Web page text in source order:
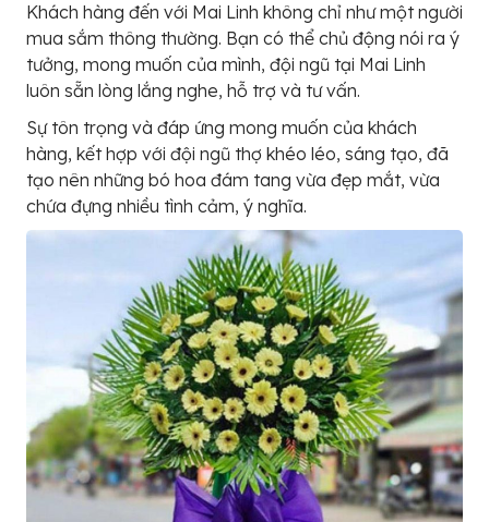
Khách hàng đến với Mai Linh không chỉ như một người
mua sắm thông thường. Bạn có thể chủ động nói ra ý
tưởng, mong muốn của mình, đội ngũ tại Mai Linh
luôn sẵn lòng lắng nghe, hỗ trợ và tư vấn.
Sự tôn trọng và đáp ứng mong muốn của khách
hàng, kết hợp với đội ngũ thợ khéo léo, sáng tạo, đã
tạo nên những bó hoa đám tang vừa đẹp mắt, vừa
chứa đựng nhiều tình cảm, ý nghĩa.